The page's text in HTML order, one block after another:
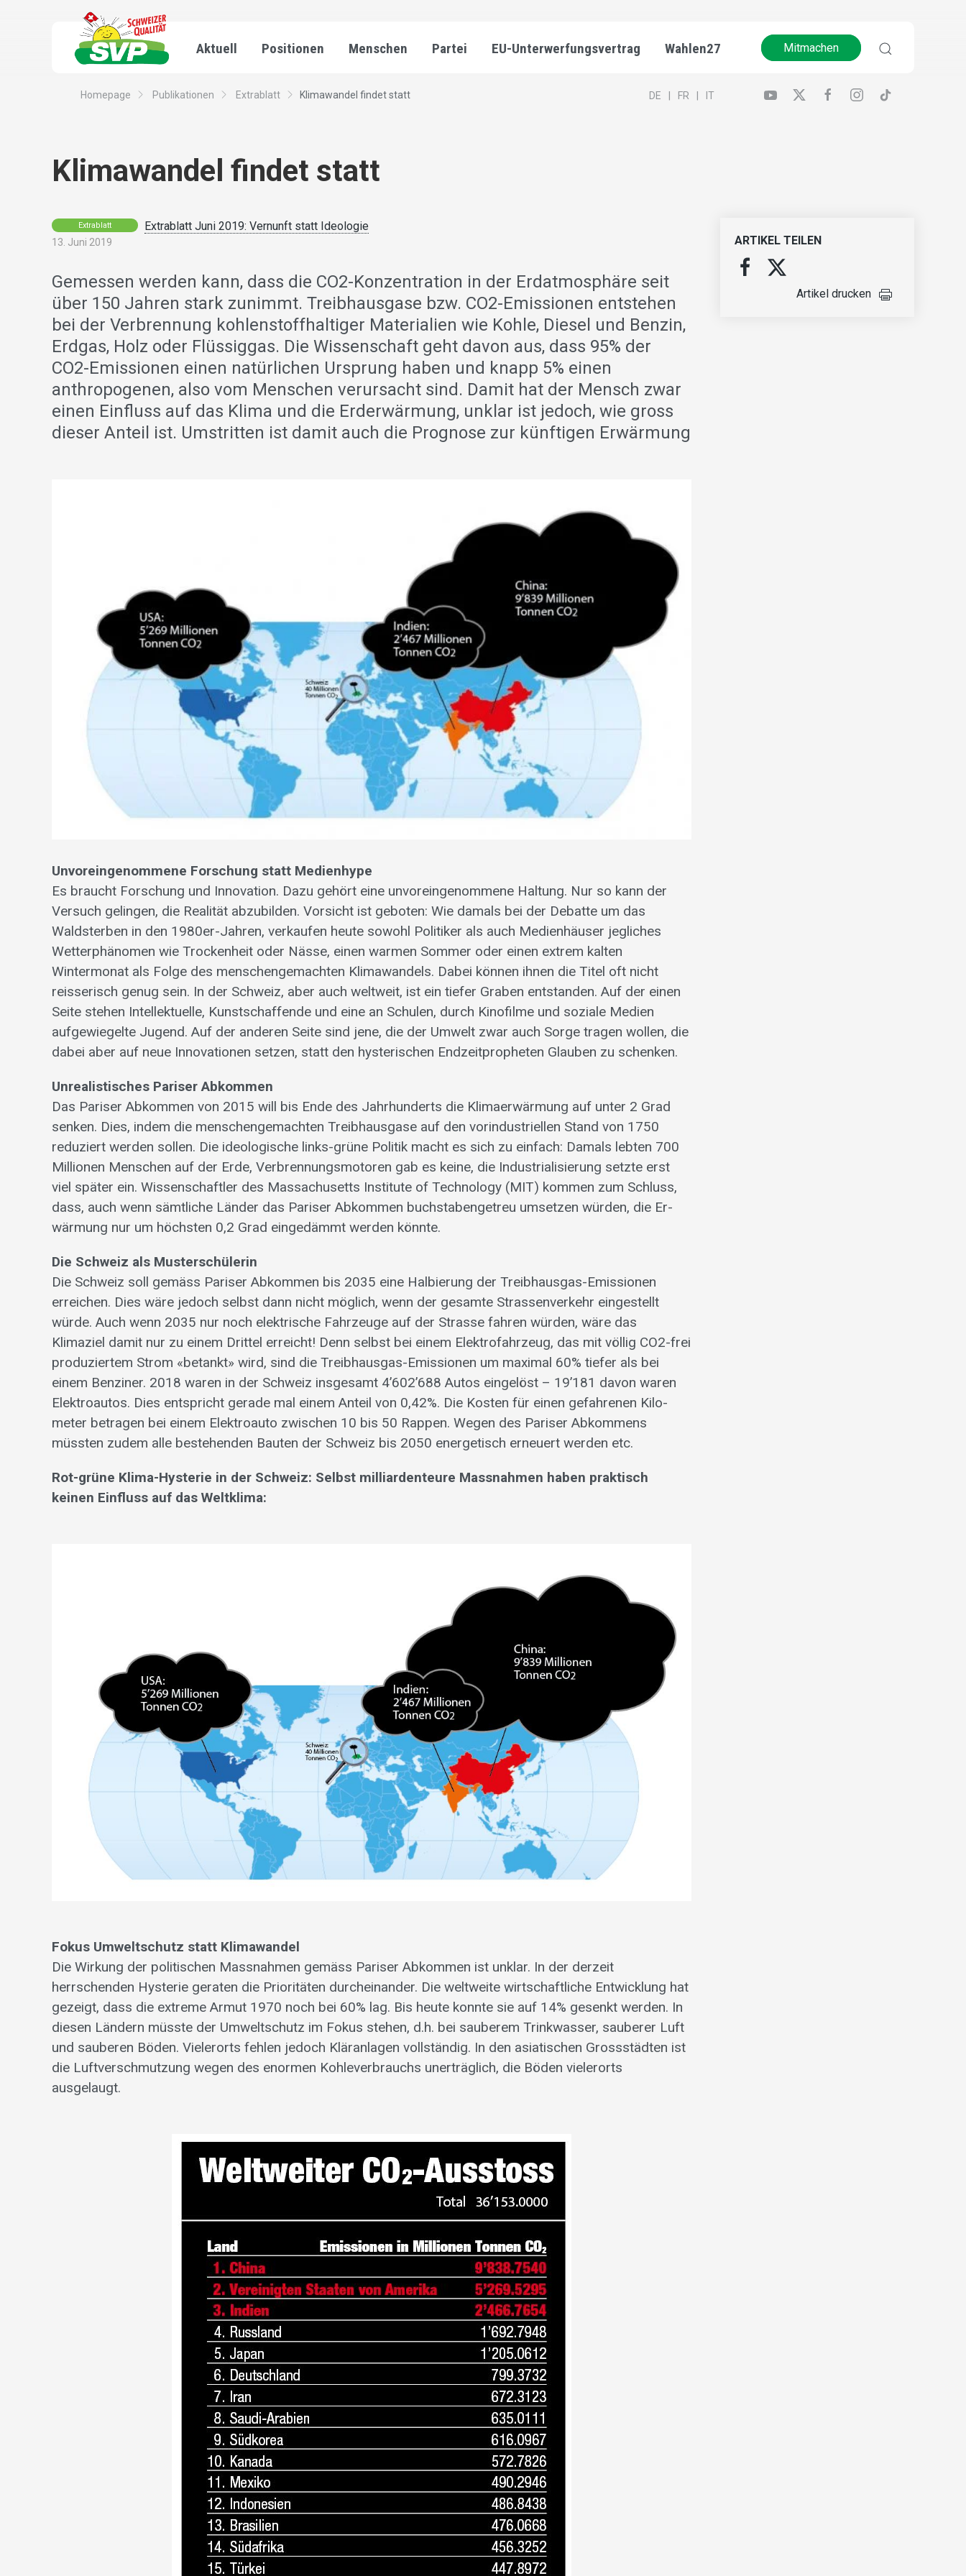
Aktuell Positionen Menschen Partei EU-Unterwerfungsvertrag Wahlen27 Mitmachen
Homepage Publikationen Extrablatt Klimawandel findet statt DE FR IT
Klimawandel findet statt
Extrablatt Extrablatt Juni 2019: Vernunft statt Ideologie
13. Juni 2019
Gemessen werden kann, dass die CO2-Konzentration in der Erdatmosphäre seit
über 150 Jahren stark zunimmt. Treibhausgase bzw. CO2-Emissionen entstehen
bei der Verbrennung kohlenstoffhaltiger Materialien wie Kohle, Diesel und Benzin,
Erdgas, Holz oder Flüssiggas. Die Wissenschaft geht davon aus, dass 95% der
CO2-Emissionen einen natürlichen Ursprung haben und knapp 5% einen
anthropogenen, also vom Menschen verursacht sind. Damit hat der Mensch zwar
einen Einfluss auf das Klima und die Erderwärmung, unklar ist jedoch, wie gross
dieser Anteil ist. Umstritten ist damit auch die Prognose zur künftigen Erwärmung
Unvoreingenommene Forschung statt Medienhype
Es braucht Forschung und Innovation. Dazu gehört eine unvoreingenommene Haltung. Nur so kann der
Versuch gelingen, die Realität ab­zubilden. Vorsicht ist geboten: Wie damals bei der Debatte um das
Waldsterben in den 1980er-Jahren, verkaufen heute sowohl Politiker als auch Medienhäuser jegliches
Wetterphänomen wie Trockenheit oder Nässe, einen warmen Sommer oder einen extrem kalten
Wintermonat als Folge des menschengemachten Klimawandels. Dabei können ihnen die Titel oft nicht
reisserisch genug sein. In der Schweiz, aber auch weltweit, ist ein tiefer Graben entstanden. Auf der einen
Seite stehen Intellektuelle, Kunstschaffende und eine an Schulen, durch Kinofilme und soziale Medien
aufgewiegelte Jugend. Auf der anderen Seite sind jene, die der Umwelt zwar auch Sorge tragen wollen, die
dabei aber auf neue Innovationen setzen, statt den hysterischen Endzeitpropheten Glauben zu schenken.
Unrealistisches Pariser Abkommen
Das Pariser Abkommen von 2015 will bis Ende des Jahrhunderts die Klimaerwärmung auf unter 2 Grad
senken. Dies, indem die mensch­engemachten Treibhausgase auf den vorindustriellen Stand von 1750
reduziert werden sollen. Die ideologische links-grüne Politik macht es sich zu einfach: Damals lebten 700
Millionen Menschen auf der Erde, Verbrennungsmotoren gab es keine, die Industrialisierung setzte erst
viel später ein. Wissenschaftler des Massachusetts Institute of Technology (MIT) kommen zum Schluss,
dass, auch wenn sämtliche Länder das Pariser Abkommen buchstaben­getreu umsetzen würden, die Er­
wärmung nur um höchsten 0,2 Grad eingedämmt werden könnte.
Die Schweiz als Musterschülerin
Die Schweiz soll gemäss Pariser Abkommen bis 2035 eine Halbierung der Treibhausgas-Emissionen
erreichen. Dies wäre jedoch selbst dann nicht möglich, wenn der gesamte Strassenverkehr eingestellt
würde. Auch wenn 2035 nur noch elektrische Fahrzeuge auf der Strasse fahren würden, wäre das
Klimaziel damit nur zu einem Drittel erreicht! Denn selbst bei einem Elektrofahrzeug, das mit völlig CO2-frei
produziertem Strom «betankt» wird, sind die Treibhausgas-Emissionen um maximal 60% tiefer als bei
einem Benziner. 2018 waren in der Schweiz insgesamt 4’602’688 Autos eingelöst – 19’181 davon waren
Elektroautos. Dies entspricht gerade mal einem Anteil von 0,42%. Die Kosten für einen gefahrenen Kilo­
meter betragen bei einem Elektroauto zwischen 10 bis 50 Rappen. Wegen des Pariser Abkommens
müssten zudem alle bestehenden Bauten der Schweiz bis 2050 energetisch erneuert werden etc.
Rot-grüne Klima-Hysterie in der Schweiz: Selbst milliardenteure Massnahmen haben praktisch
keinen Einfluss auf das Weltklima:
Fokus Umweltschutz statt Klimawandel
Die Wirkung der politischen Massnahmen gemäss Pariser Abkommen ist unklar. In der derzeit
herrschenden Hysterie geraten die Prioritäten durcheinander. Die weltweite wirtschaftliche Entwicklung hat
gezeigt, dass die extreme Armut 1970 noch bei 60% lag. Bis heute konnte sie auf 14% gesenkt werden. In
diesen Ländern müsste der Umweltschutz im Fokus stehen, d.h. bei sauberem Trinkwasser, sauberer Luft
und sauberen Böden. Vielerorts fehlen jedoch Kläranlagen vollständig. In den asiatischen Grossstädten ist
die Luftverschmutzung wegen des enormen Kohleverbrauchs unerträglich, die Böden vielerorts
ausgelaugt.
ARTIKEL TEILEN
Artikel drucken